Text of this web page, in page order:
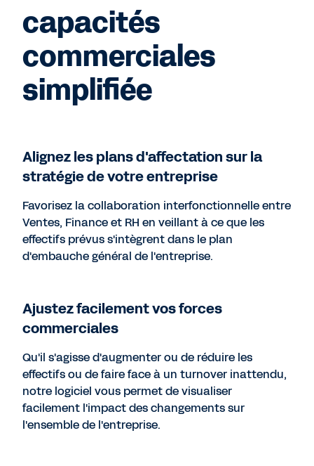
capacités
commerciales
simplifiée
Alignez les plans d'affectation sur la
stratégie de votre entreprise
Favorisez la collaboration interfonctionnelle entre
Ventes, Finance et RH en veillant à ce que les
effectifs prévus s'intègrent dans le plan
d'embauche général de l'entreprise.
Ajustez facilement vos forces
commerciales
Qu'il s'agisse d'augmenter ou de réduire les
effectifs ou de faire face à un turnover inattendu,
notre logiciel vous permet de visualiser
facilement l'impact des changements sur
l'ensemble de l'entreprise.